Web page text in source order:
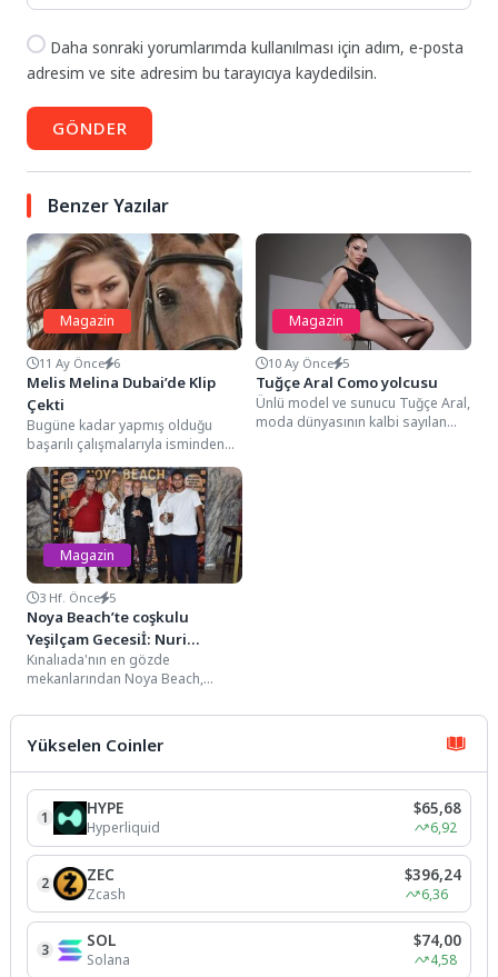
Daha sonraki yorumlarımda kullanılması için adım, e-posta
adresim ve site adresim bu tarayıcıya kaydedilsin.
GÖNDER
Benzer Yazılar
Magazin
11 Ay Önce 6
Melis Melina Dubai’de Klip
Çekti
Bugüne kadar yapmış olduğu
başarılı çalışmalarıyla isminden
söz ettiren İranlı oyuncu ve şarkıcı
Melis Melina,...
Magazin
10 Ay Önce 5
Tuğçe Aral Como yolcusu
Ünlü model ve sunucu Tuğçe Aral,
moda dünyasının kalbi sayılan
Magazin
3 Hf. Önce 5
Noya Beach’te coşkulu
Yeşilçam Gecesiİ: Nuri
Alço’nun elinden gazoz içme
yarışına girdiler!
Kınalıada'nın en gözde
mekanlarından Noya Beach,
muhteşem bir Yeşilçam
Gecesi konseptine ev sahipliği
yaptı. Geceye damgasını...
Yükselen Coinler
1 HYPE
Hyperliquid
$65,68
6,92
2 ZEC
Zcash
$396,24
6,36
3 SOL
Solana
$74,00
4,58